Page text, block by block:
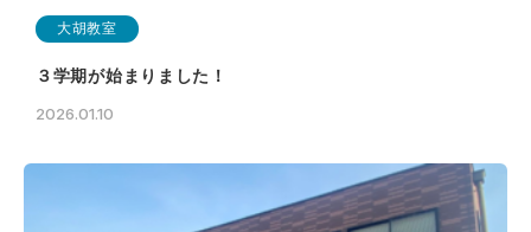
大胡教室
３学期が始まりました！
2026.01.10